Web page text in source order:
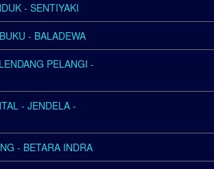
- SENTIYAKI
- BALADEWA
PELANGI -
- JENDELA -
- BETARA INDRA